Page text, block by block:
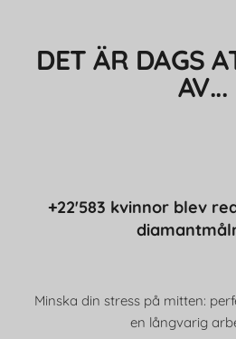
DET ÄR DAGS
AV...
+22'583 kvinnor blev
Minska din stress på mitten:
en långvarig